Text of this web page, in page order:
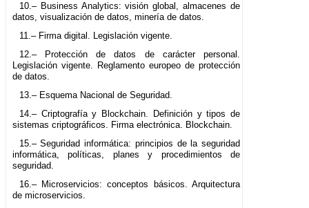
10.– Business Analytics: visión global, almacenes de
datos, visualización de datos, minería de datos.
11.– Firma digital. Legislación vigente.
12.– Protección de datos de carácter personal.
Legislación vigente. Reglamento europeo de protección
de datos.
13.– Esquema Nacional de Seguridad.
14.– Criptografía y Blockchain. Definición y tipos de
sistemas criptográficos. Firma electrónica. Blockchain.
15.– Seguridad informática: principios de la seguridad
informática, políticas, planes y procedimientos de
seguridad.
16.– Microservicios: conceptos básicos. Arquitectura
de microservicios.